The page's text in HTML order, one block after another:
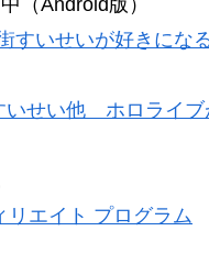
いせいが好きにな
せい他 ホロライブ
エイト プログラム